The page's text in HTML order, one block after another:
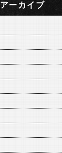
アーカイブ